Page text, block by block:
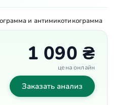
и антимикотикограмма
1 090 ₴
цена онлайн
Заказать анализ